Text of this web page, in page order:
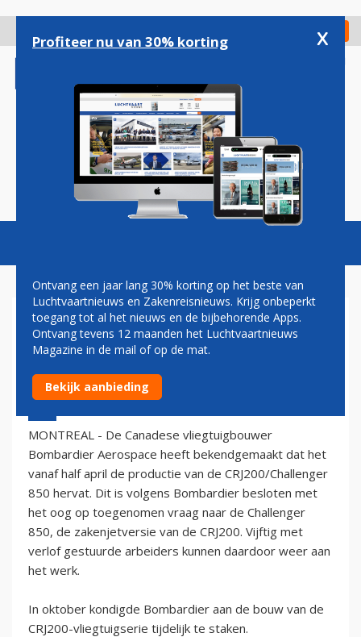
gaan
Check in
Magazine Podcasts Vacatures
BOMBARDIER HERVAT
PRODUCTIE CRJ200 IN APRIL
10 februari 2006 - 1:00
MONTREAL - De Canadese vliegtuigbouwer
Bombardier Aerospace heeft bekendgemaakt dat het
vanaf half april de productie van de CRJ200/Challenger
850 hervat. Dit is volgens Bombardier besloten met
het oog op toegenomen vraag naar de Challenger
850, de zakenjetversie van de CRJ200. Vijftig met
verlof gestuurde arbeiders kunnen daardoor weer aan
het werk.
In oktober kondigde Bombardier aan de bouw van de
CRJ200-vliegtuigserie tijdelijk te staken.
Profiteer nu van 30% korting x
Ontvang een jaar lang 30% korting op het beste van
Luchtvaartnieuws en Zakenreisnieuws. Krijg onbeperkt
toegang tot al het nieuws en de bijbehorende Apps.
Ontvang tevens 12 maanden het Luchtvaartnieuws
Magazine in de mail of op de mat.
Bekijk aanbieding